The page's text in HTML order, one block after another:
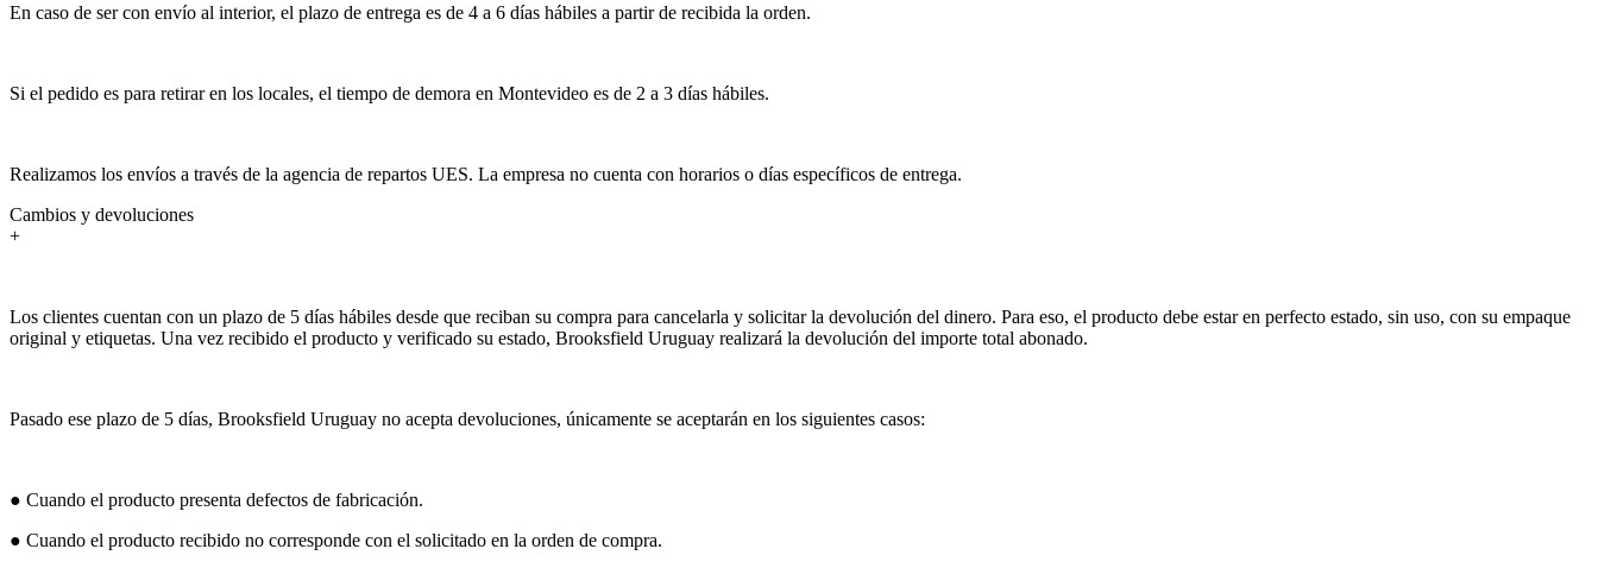
En caso de ser con envío al interior, el plazo de entrega es de 4 a 6 días hábiles a partir de recibida la orden.
Si el pedido es para retirar en los locales, el tiempo de demora en Montevideo es de 2 a 3 días hábiles.
Realizamos los envíos a través de la agencia de repartos UES. La empresa no cuenta con horarios o días específicos de entrega.
Cambios y devoluciones
+
Los clientes cuentan con un plazo de 5 días hábiles desde que reciban su compra para cancelarla y solicitar la devolución del dinero. Para eso, el producto debe estar en perfecto estado, sin uso, con su empaque
original y etiquetas. Una vez recibido el producto y verificado su estado, Brooksfield Uruguay realizará la devolución del importe total abonado.
Pasado ese plazo de 5 días, Brooksfield Uruguay no acepta devoluciones, únicamente se aceptarán en los siguientes casos:
● Cuando el producto presenta defectos de fabricación.
● Cuando el producto recibido no corresponde con el solicitado en la orden de compra.